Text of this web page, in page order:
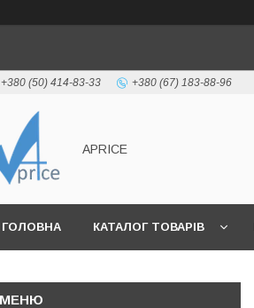
+380 (50) 414-83-33 +380 (67) 183-88-96
APRICE
ГОЛОВНА КАТАЛОГ ТОВАРІВ